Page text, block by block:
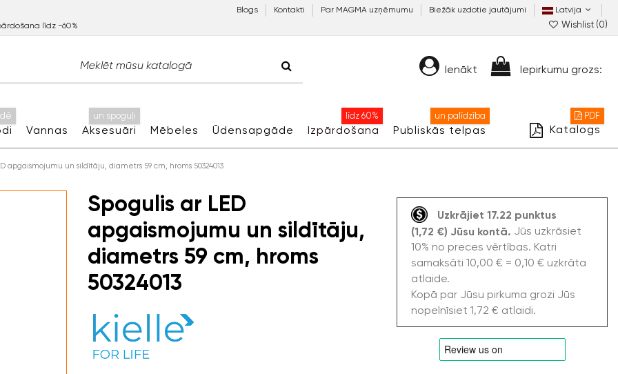
līdz −60%
Blogs Kontakti Par MAGMA uzņēmumu Biežāk uzdotie jautājumi Latvija
Wishlist (0)
Ienākt Iepirkumu grozs:
Vannas Aksesuāri
un spoguļi
Mēbeles Ūdensapgāde Izpārdošana
līdz 60%
Publiskās telpas
un palīdzība
Katalogs
PDF
apgaismojumu un sildītāju, diametrs 59 cm, hroms 50324013
Spogulis ar LED
apgaismojumu un sildītāju,
diametrs 59 cm, hroms
50324013
Uzkrājiet 17.22 punktus
(1,72 €) Jūsu kontā. Jūs uzkrāsiet
10% no preces vērtības. Katri
samaksāti 10,00 € = 0,10 € uzkrāta
atlaide.
Kopā par Jūsu pirkuma grozi Jūs
nopelnīsiet 1,72 € atlaidi.